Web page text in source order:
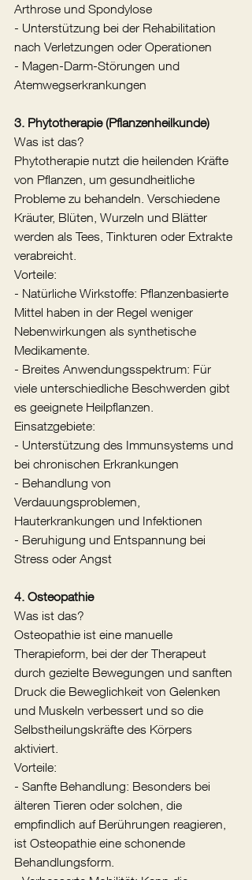
Arthrose und Spondylose
- Unterstützung bei der Rehabilitation
nach Verletzungen oder Operationen
- Magen-Darm-Störungen und
Atemwegserkrankungen
3. Phytotherapie (Pflanzenheilkunde)
Was ist das?
Phytotherapie nutzt die heilenden Kräfte
von Pflanzen, um gesundheitliche
Probleme zu behandeln. Verschiedene
Kräuter, Blüten, Wurzeln und Blätter
werden als Tees, Tinkturen oder Extrakte
verabreicht.
Vorteile:
- Natürliche Wirkstoffe: Pflanzenbasierte
Mittel haben in der Regel weniger
Nebenwirkungen als synthetische
Medikamente.
- Breites Anwendungsspektrum: Für
viele unterschiedliche Beschwerden gibt
es geeignete Heilpflanzen.
Einsatzgebiete:
- Unterstützung des Immunsystems und
bei chronischen Erkrankungen
- Behandlung von
Verdauungsproblemen,
Hauterkrankungen und Infektionen
- Beruhigung und Entspannung bei
Stress oder Angst
4. Osteopathie
Was ist das?
Osteopathie ist eine manuelle
Therapieform, bei der der Therapeut
durch gezielte Bewegungen und sanften
Druck die Beweglichkeit von Gelenken
und Muskeln verbessert und so die
Selbstheilungskräfte des Körpers
aktiviert.
Vorteile:
- Sanfte Behandlung: Besonders bei
älteren Tieren oder solchen, die
empfindlich auf Berührungen reagieren,
ist Osteopathie eine schonende
Behandlungsform.